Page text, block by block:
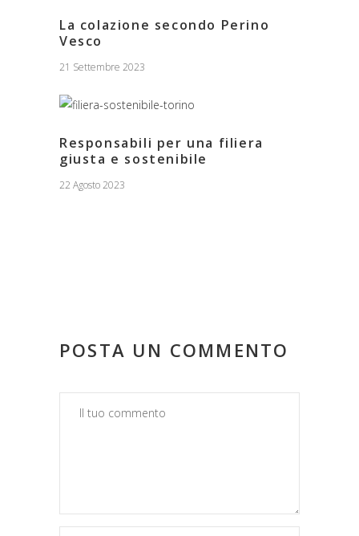
La colazione secondo Perino
Vesco
21 Settembre 2023
Responsabili per una filiera
giusta e sostenibile
22 Agosto 2023
POSTA UN COMMENTO